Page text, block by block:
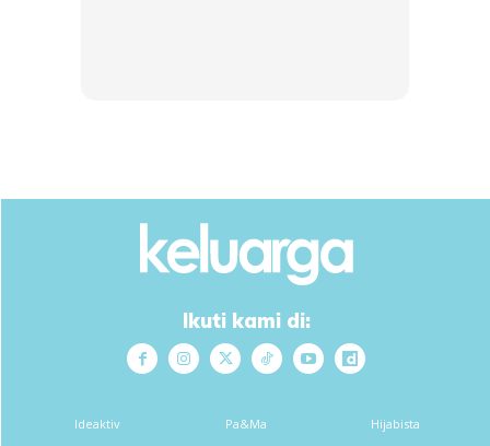
Ads
Ikuti kami di:
Ideaktiv Pa&Ma Hijabista